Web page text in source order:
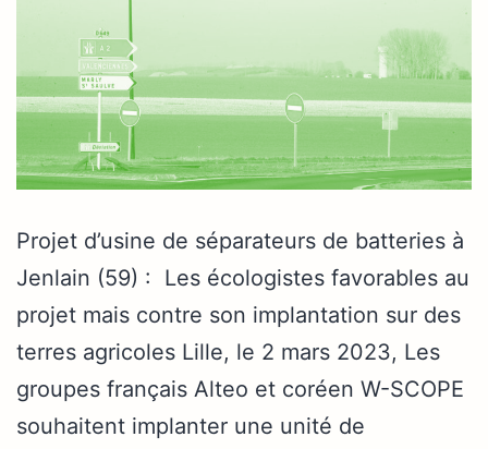
Projet d’usine de séparateurs de batteries à
Jenlain (59) : Les écologistes favorables au
projet mais contre son implantation sur des
terres agricoles Lille, le 2 mars 2023, Les
groupes français Alteo et coréen W-SCOPE
souhaitent implanter une unité de